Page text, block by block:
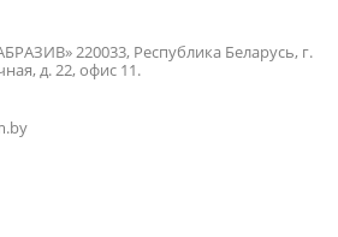
220033, Республика Беларусь, г.
д. 22, офис 11.